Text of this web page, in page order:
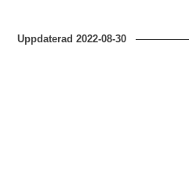
Uppdaterad2022-08-30